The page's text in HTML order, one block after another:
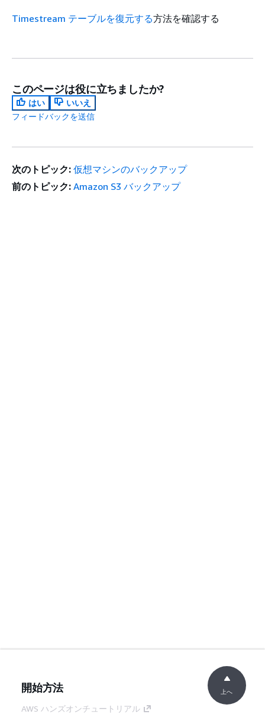
Timestream テーブルを復元する方法を確認する
このページは役に立ちましたか?
はい
いいえ
フィードバックを送信
次のトピック: 仮想マシンのバックアップ
前のトピック: Amazon S3 バックアップ
開始方法
AWS ハンズオンチュートリアル
上へ